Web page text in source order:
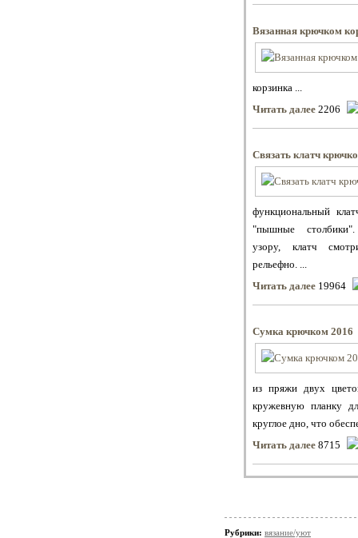
Вязанная крючком
корзинка ...
Читать далее 2206
Связать клатч
функциональный
"пышные
узору, клатч
рельефно. ...
Читать далее 19964
Сумка крючком 2016
из пряжи двух
кружевную планку
круглое дно, что
Читать далее 8715
Рубрики: вязание/уют